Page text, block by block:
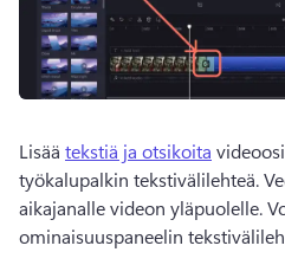
Lisää tekstiä ja otsikoita
työkalupalkin tekstivälilehteä.
aikajanalle videon yläpuolelle.
ominaisuuspaneelin